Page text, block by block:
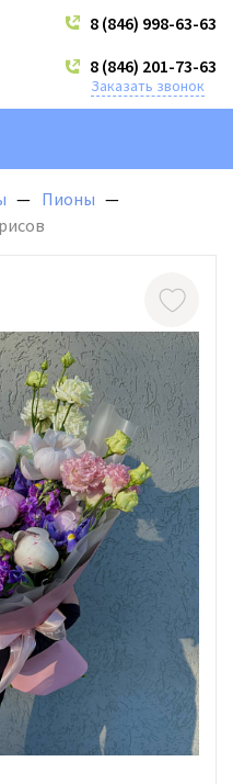
8 (846) 998-63-63
8 (846) 201-73-63
Заказать звонок
Пионы